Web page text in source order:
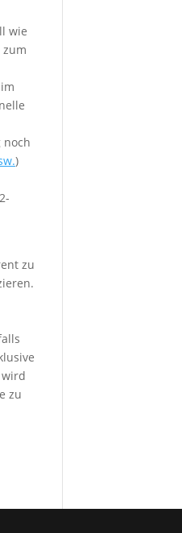
wie
noch
)
zu
zu